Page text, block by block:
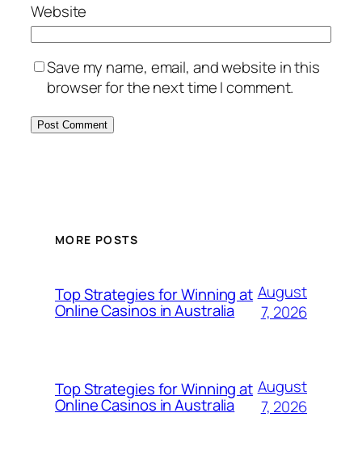
Website
Save my name, email, and website in this
browser for the next time I comment.
MORE POSTS
Top Strategies for Winning at
Online Casinos in Australia
August
7, 2026
Top Strategies for Winning at
Online Casinos in Australia
August
7, 2026